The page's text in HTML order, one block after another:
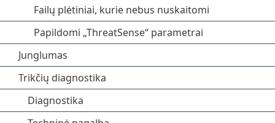
Failų plėtiniai, kurie nebus nuskaitomi
Papildomi „ThreatSense“ parametrai
Junglumas
Trikčių diagnostika
Diagnostika